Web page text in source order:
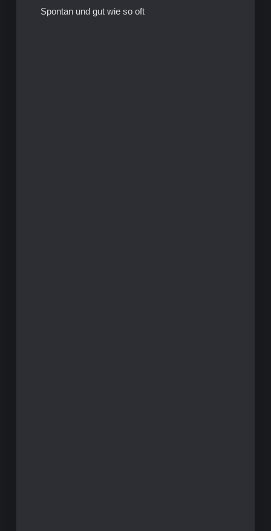
Spontan und gut wie so oft